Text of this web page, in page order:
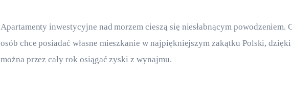
Apartamenty inwestycyjne nad morzem cieszą się niesłabnącym powodzeniem.
osób chce posiadać własne mieszkanie w najpiękniejszym zakątku Polski,
można przez cały rok osiągać zyski z wynajmu.